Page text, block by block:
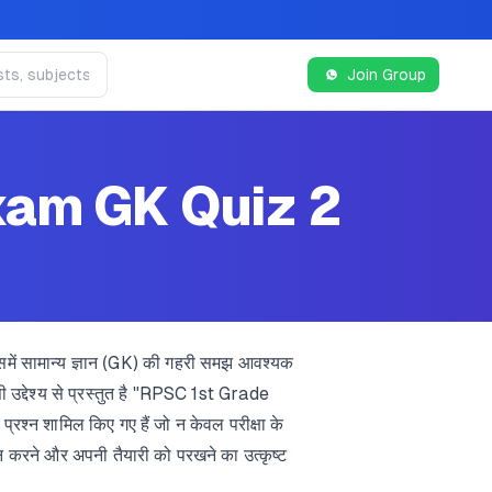
Join Group
GK Quiz 2
सामान्य ज्ञान (GK) की गहरी समझ आवश्यक
उद्देश्य से प्रस्तुत है "RPSC 1st Grade
शामिल किए गए हैं जो न केवल परीक्षा के
करने और अपनी तैयारी को परखने का उत्कृष्ट